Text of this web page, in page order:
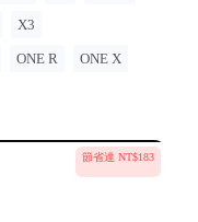
X3
ONE R ONE X
節省達 NT$183